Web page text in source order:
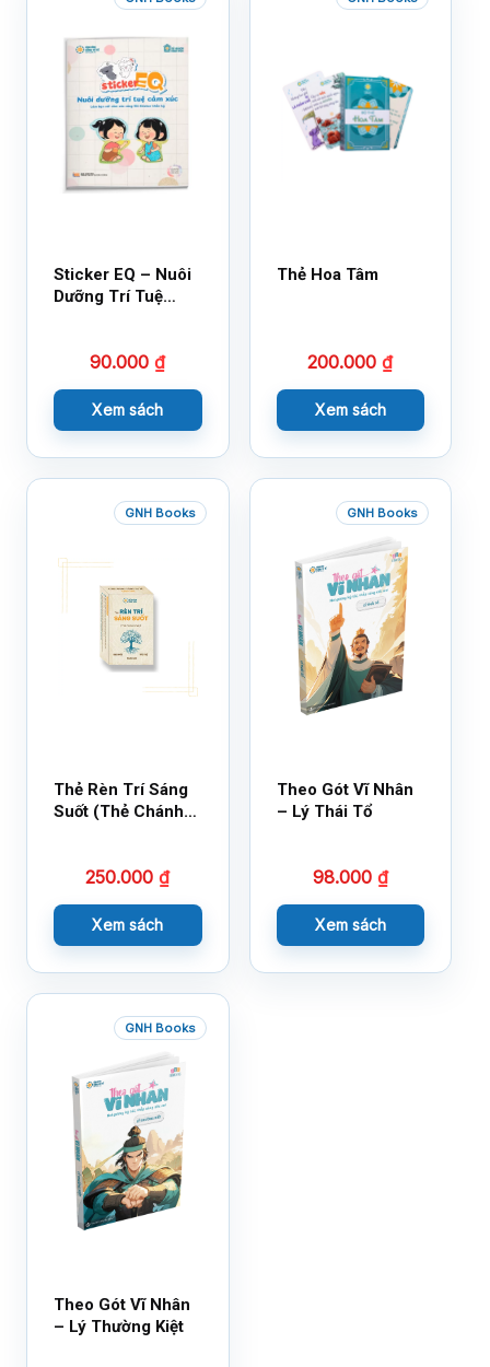
Sticker EQ – Nuôi
Dưỡng Trí Tuệ
Cùng 150 Sticker
90.000₫
Xem sách
Thẻ Hoa Tâm
200.000₫
Xem sách
GNH Books
Thẻ Rèn Trí Sáng
Suốt (Thẻ Chánh
250.000₫
Xem sách
GNH Books
Theo Gót Vĩ Nhân
– Lý Thái Tổ
98.000 ₫
Xem sách
GNH Books
Theo Gót Vĩ Nhân
– Lý Thường Kiệt